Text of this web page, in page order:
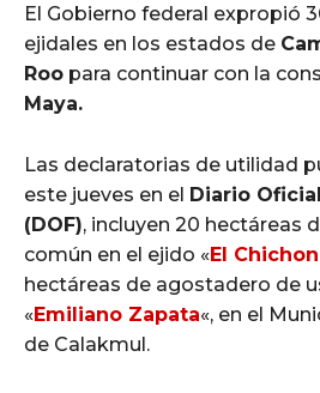
El Gobierno federal expropió
ejidales en los estados de
Roo para continuar con la
Maya.
Las declaratorias de utilidad
este jueves en el Diario
(DOF), incluyen 20 hectáreas
común en el ejido «El
hectáreas de agostadero de
«Emiliano Zapata«, en el
de Calakmul.